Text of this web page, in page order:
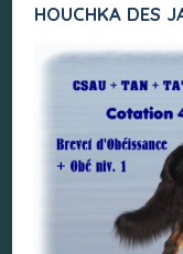
HOUCHKA DES